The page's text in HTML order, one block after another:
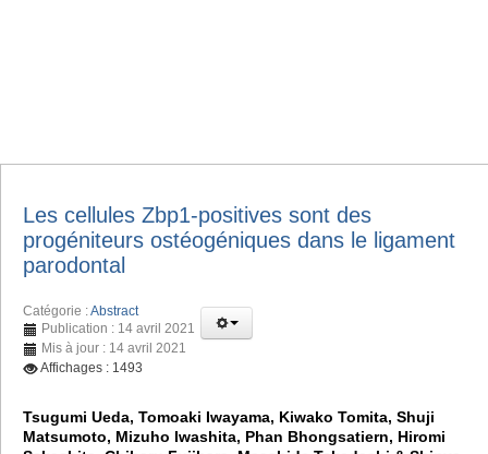
Les cellules Zbp1-positives sont des
progéniteurs ostéogéniques dans le ligament
parodontal
Catégorie :Abstract
Publication : 14 avril 2021
Mis à jour : 14 avril 2021
Affichages : 1493
Tsugumi Ueda, Tomoaki Iwayama, Kiwako Tomita, Shuji
Matsumoto, Mizuho Iwashita, Phan Bhongsatiern, Hiromi